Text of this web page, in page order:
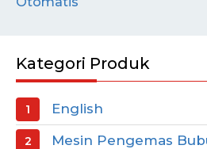
Kategori Produk
English
Mesin Pengemas